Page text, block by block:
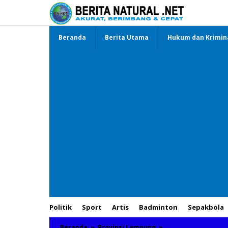
Beranda Berita Utama Hukum dan
Politik Sport Artis Badminton Sepakbola